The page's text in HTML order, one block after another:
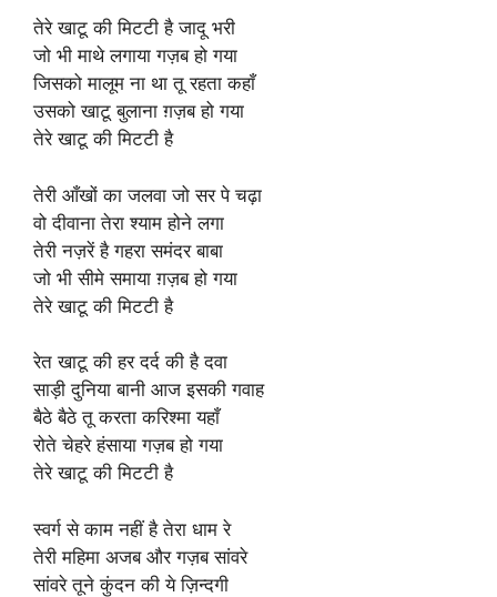
तेरे खाटू की मिटटी है जादू भरी
जो भी माथे लगाया गज़ब हो गया
जिसको मालूम ना था तू रहता कहाँ
उसको खाटू बुलाना ग़ज़ब हो गया
तेरे खाटू की मिटटी है
तेरी आँखों का जलवा जो सर पे चढ़ा
वो दीवाना तेरा श्याम होने लगा
तेरी नज़रें है गहरा समंदर बाबा
जो भी सीमे समाया ग़ज़ब हो गया
तेरे खाटू की मिटटी है
रेत खाटू की हर दर्द की है दवा
साड़ी दुनिया बानी आज इसकी गवाह
बैठे बैठे तू करता करिश्मा यहाँ
रोते चेहरे हंसाया गज़ब हो गया
तेरे खाटू की मिटटी है
स्वर्ग से काम नहीं है तेरा धाम रे
तेरी महिमा अजब और गज़ब सांवरे
सांवरे तूने कुंदन की ये ज़िन्दगी